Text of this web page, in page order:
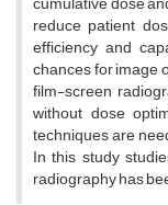
reduce patient
efficiency and
chances for image
film-screen
without dose
techniques are
In this study
radiography has